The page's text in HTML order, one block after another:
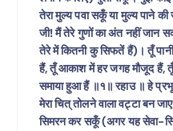
तेरा मुल्य पवा सकूँ या मुल्य पाने
जी! मैं तेरे गुणों का अंत नहीं जान
तेरे में कितनी कु सिफतें हैं)। तूँ
हैं, तूँ आकाश में हर जगह मौजूद हैं,
समाया हुआ हैं ॥१॥ रहाउ ॥ हे
मेरा चित् तोलने वाला वट्टा बन
सिमरन कर सकूँ (अगर यह सेवा-